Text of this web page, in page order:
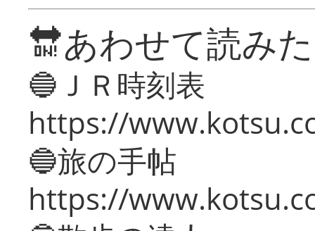
🔛あわせて読み
🔵ＪＲ時刻表
https://
🔵旅の手帖
https://